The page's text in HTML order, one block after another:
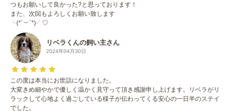
つもお願いして良かった?と思っております！
また、次回もよろしくお願い致します
╰(*´︶`*)╯♡
リベラくんの飼い主さん
2024年04月30日
この度は本当にお世話になりました。
大変きめ細やかで優しく温かく見守って頂き感謝申し上げます。リベラがリ
ラックして心地よく過ごしている様子が伝わってくる安心の一日半のステイ
でした。